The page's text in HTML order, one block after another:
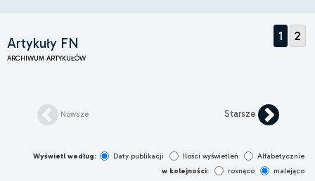
Artykuły FN
ARCHIWUM ARTYKUŁÓW
1 2
Nowsze Starsze
Wyświetl według: Daty publikacji Ilości wyświetleń
Alfabetycznie
w kolejności:
rosnąco malejąco